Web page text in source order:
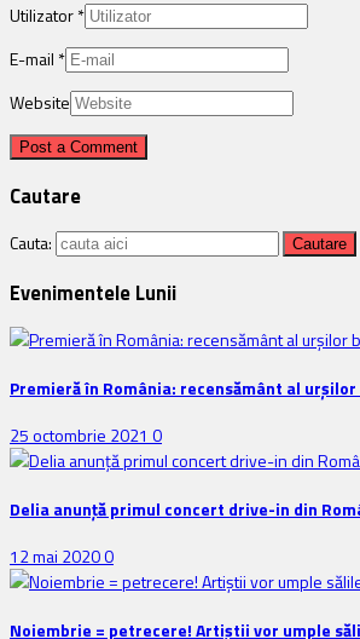
Utilizator*
E-mail *
Website
Cautare
Cauta:
Evenimentele Lunii
Premieră în România: recensământ al
25 octombrie 2021 0
Delia anunţă primul concert drive-in din
12 mai 20200
Noiembrie = petrecere! Artiștii vor umple